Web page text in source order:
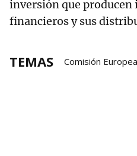
inversión que
financieros y sus
TEMAS Comisión Europea